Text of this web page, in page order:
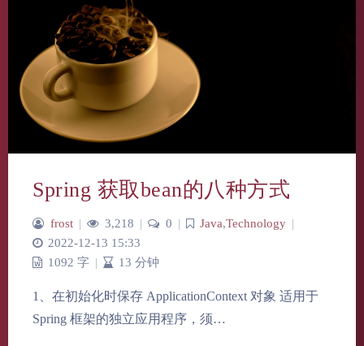
Spring 获取bean的八种方式
frost | 3,218 | 0 | Java,Technology |
2022-12-13 15:33
1092 字 | 13 分钟
1、在初始化时保存 ApplicationContext 对象 适用于
Spring 框架的独立应用程序，须…